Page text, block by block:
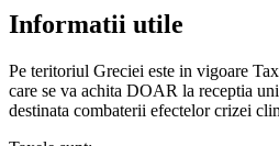
Informatii utile
Pe teritoriul Greciei este in vigoare
care se va achita DOAR la receptia
destinata combaterii efectelor crizei